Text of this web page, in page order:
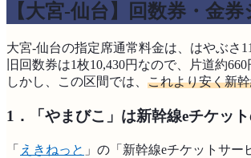
【大宮-仙台】回数券・金
大宮-仙台の指定席通常料金は、はやぶさ
旧回数券は1枚10,430円なので、片道約660
しかし、この区間では、 これより安く新
1．「やまびこ」は新幹線eチケット
「 えきねっと 」の「新幹線eチケットサー